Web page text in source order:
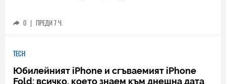
0 | ПРЕДИ 7 Ч.
TECH
Юбилейният iPhone и сгъваемият iPhone
Fold: всичко, което знаем към днешна дата